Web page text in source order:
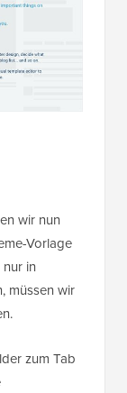
wir nun
Vorlage
in
müssen wir
zum Tab